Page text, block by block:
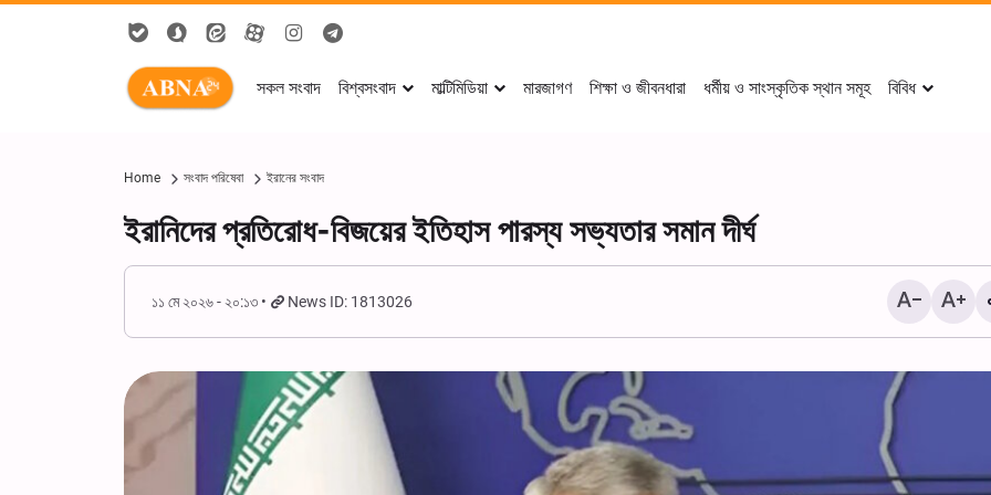
সকল সংবাদ বিশ্বসংবাদ মাল্টিমিডিয়া মারজাগণ শিক্ষা ও জীবনধারা ধর্মীয় ও সাংস্কৃতিক স্থান সমূহ বিবিধ
Home সংবাদ পরিষেবা ইরানের সংবাদ
ইরানিদের প্রতিরোধ-বিজয়ের ইতিহাস পারস্য সভ্যতার সমান দীর্ঘ
১১ মে ২০২৬ - ২০:১৩ News ID: 1813026